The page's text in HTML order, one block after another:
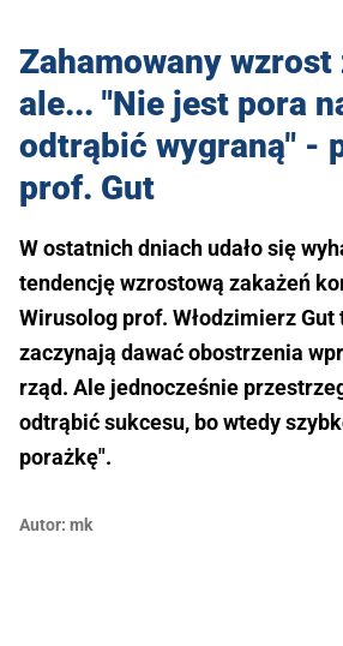
Zahamowany wzrost
ale... "Nie jest pora
odtrąbić wygraną" -
prof. Gut
W ostatnich dniach udało się
tendencję wzrostową zakażeń
Wirusolog prof. Włodzimierz
zaczynają dawać obostrzenia
rząd. Ale jednocześnie
odtrąbić sukcesu, bo wtedy
porażkę".
Autor: mk